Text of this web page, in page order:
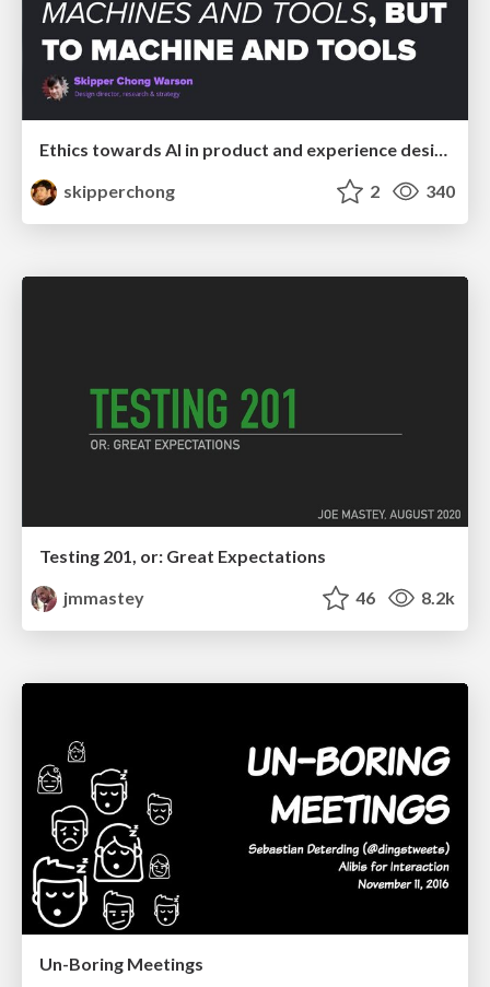
Ethics towards AI in product and experience design
skipperchong
2 340
Testing 201, or: Great Expectations
jmmastey
46 8.2k
Un-Boring Meetings